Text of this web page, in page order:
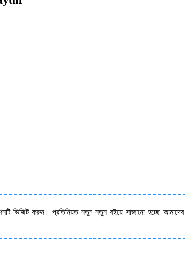
ভিজিট করুন। প্রতিনিয়ত নতুন নতুন বইয়ে সাজানো হচ্ছে